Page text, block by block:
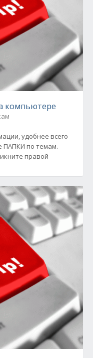
компьютере
удобнее всего
ПАПКИ по темам.
довольно просто: 1. Кликните правой